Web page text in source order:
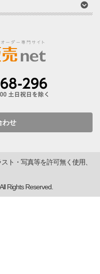
わせ
ト・写真等を許可無く使用、
Rights Reserved.